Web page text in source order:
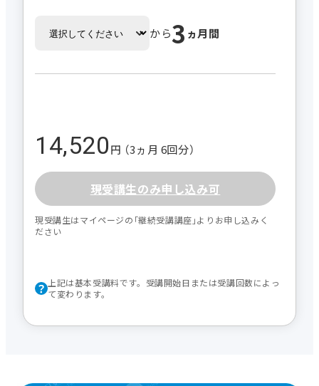
から3 ヵ月間
14,520円 （3ヵ月 6回分）
現受講生のみ申し込み可
現受講生はマイページの｢継続受講講座｣よりお申し込みく
ださい
上記は基本受講料です。受講開始日または受講回数によっ
て変わります。